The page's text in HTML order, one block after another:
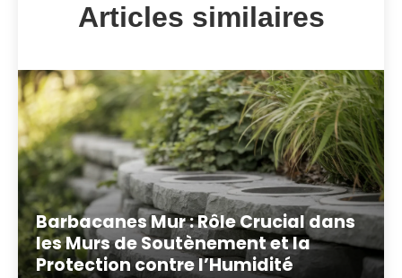
Articles similaires
Barbacanes Mur : Rôle Crucial dans
les Murs de Soutènement et la
Protection contre l’Humidité